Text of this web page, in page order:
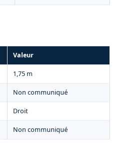
Valeur
1,75 m
Non communiqué
Droit
Non communiqué